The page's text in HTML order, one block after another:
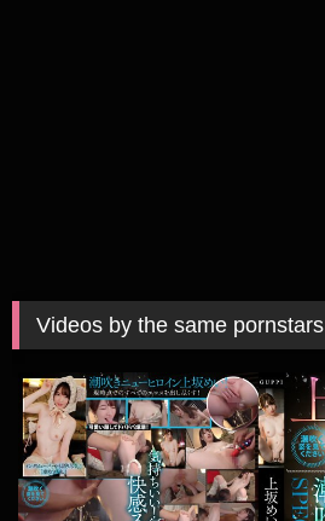
Videos by the same pornstars